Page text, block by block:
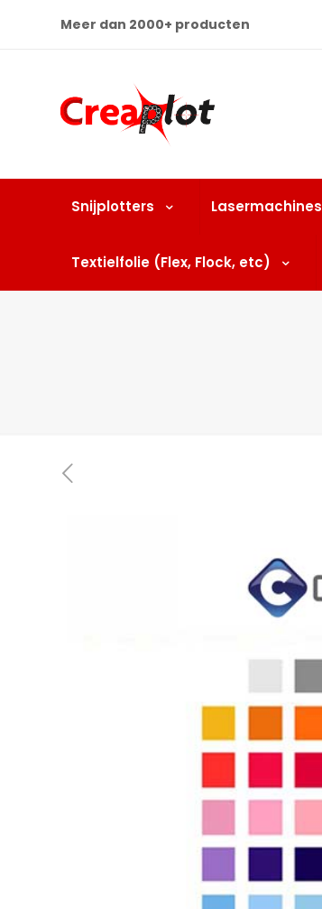
Meer dan 2000+ producten
Snijplotters Lasermachines
Textielfolie (Flex, Flock, etc)